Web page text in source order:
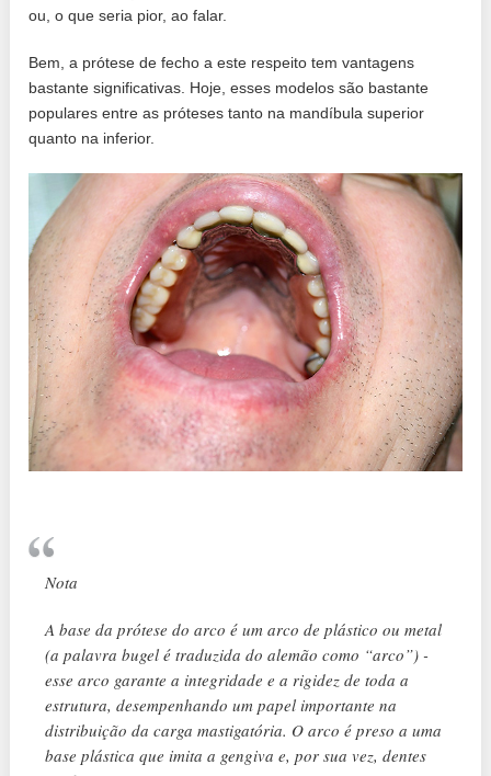
ou, o que seria pior, ao falar.
Bem, a prótese de fecho a este respeito tem vantagens
bastante significativas. Hoje, esses modelos são bastante
populares entre as próteses tanto na mandíbula superior
quanto na inferior.
Nota
A base da prótese do arco é um arco de plástico ou metal
(a palavra bugel é traduzida do alemão como “arco”) -
esse arco garante a integridade e a rigidez de toda a
estrutura, desempenhando um papel importante na
distribuição da carga mastigatória. O arco é preso a uma
base plástica que imita a gengiva e, por sua vez, dentes